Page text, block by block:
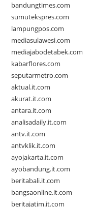
bandungtimes.com
sumutekspres.com
lampungpos.com
mediasulawesi.com
mediajabodetabek.com
kabarflores.com
seputarmetro.com
aktual.it.com
akurat.it.com
antara.it.com
analisadaily.it.com
antv.it.com
antvklik.it.com
ayojakarta.it.com
ayobandung.it.com
beritabali.it.com
bangsaonline.it.com
beritajatim.it.com